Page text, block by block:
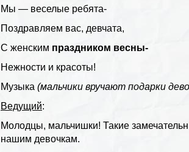
Мы — веселые ребята-
Поздравляем вас, девчата,
С женским праздником весны-
Нежности и красоты!
Музыка (мальчики вручают подарки
Ведущий:
Молодцы, мальчишки! Такие
нашим девочкам.